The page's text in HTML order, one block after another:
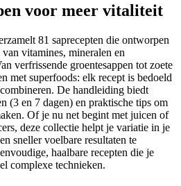
voor meer vitaliteit
81 saprecepten die ontworpen
vitamines, mineralen en
verfrissende groentesappen tot zoete
met superfoods: elk recept is bedoeld
De handleiding biedt
(3 en 7 dagen) en praktische tips om
Of je nu net begint met juicen of
deze collectie helpt je variatie in je
sneller voelbare resultaten te
haalbare recepten die je
complexe technieken.